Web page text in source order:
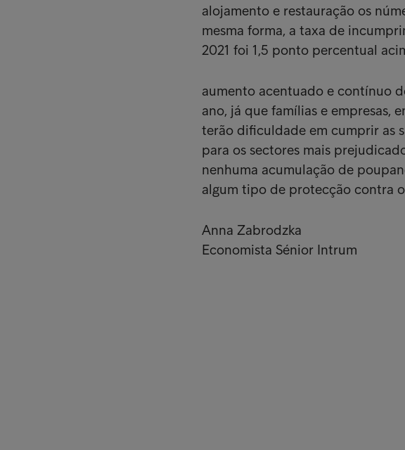
alojamento e restauração os
mesma forma, a taxa de
2021 foi 1,5 ponto percentual
aumento acentuado e contínuo
ano, já que famílias e empresas,
terão dificuldade em cumprir as
para os sectores mais
nenhuma acumulação de
algum tipo de protecção contra
Anna Zabrodzka
Economista Sénior Intrum